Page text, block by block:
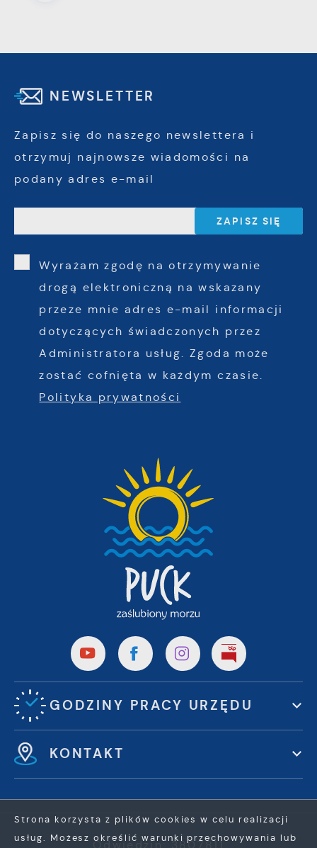
NEWSLETTER
Zapisz się do naszego newslettera i
otrzymuj najnowsze wiadomości na
podany adres e-mail
Wyrażam zgodę na otrzymywanie
drogą elektroniczną na wskazany
przeze mnie adres e-mail informacji
dotyczących świadczonych przez
Administratora usług. Zgoda może
zostać cofnięta w każdym czasie.
Polityka prywatności
GODZINY PRACY URZĘDU
KONTAKT
Odwiedzin: 3807811
Strona korzysta z plików cookies w celu realizacji
usług. Możesz określić warunki przechowywania lub